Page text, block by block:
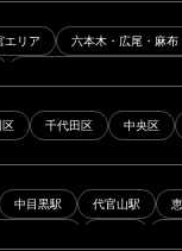
エリア 六本木・広尾・麻布
線・日比谷線エリア 南北線
千代田区 中央区
中目黒駅 代官山駅